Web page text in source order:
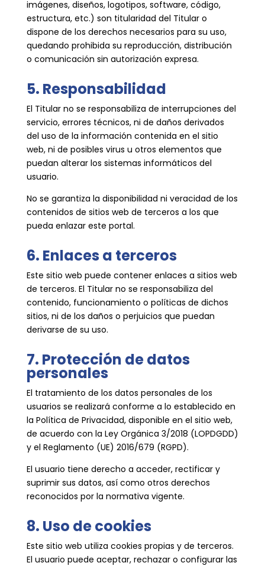
imágenes, diseños, logotipos, software, código,
estructura, etc.) son titularidad del Titular o
dispone de los derechos necesarios para su uso,
quedando prohibida su reproducción, distribución
o comunicación sin autorización expresa.
5. Responsabilidad
El Titular no se responsabiliza de interrupciones del
servicio, errores técnicos, ni de daños derivados
del uso de la información contenida en el sitio
web, ni de posibles virus u otros elementos que
puedan alterar los sistemas informáticos del
usuario.
No se garantiza la disponibilidad ni veracidad de los
contenidos de sitios web de terceros a los que
pueda enlazar este portal.
6. Enlaces a terceros
Este sitio web puede contener enlaces a sitios web
de terceros. El Titular no se responsabiliza del
contenido, funcionamiento o políticas de dichos
sitios, ni de los daños o perjuicios que puedan
derivarse de su uso.
7. Protección de datos
personales
El tratamiento de los datos personales de los
usuarios se realizará conforme a lo establecido en
la Política de Privacidad, disponible en el sitio web,
de acuerdo con la Ley Orgánica 3/2018 (LOPDGDD)
y el Reglamento (UE) 2016/679 (RGPD).
El usuario tiene derecho a acceder, rectificar y
suprimir sus datos, así como otros derechos
reconocidos por la normativa vigente.
8. Uso de cookies
Este sitio web utiliza cookies propias y de terceros.
El usuario puede aceptar, rechazar o configurar las